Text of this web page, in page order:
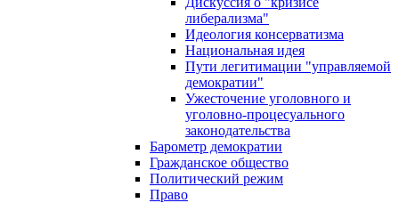
либерализма"
Идеология консерватизма
Национальная идея
Пути легитимации "управляемой
демократии"
Ужесточение уголовного и
уголовно-процесуального
законодательства
Барометр демократии
Гражданское общество
Политический режим
Право